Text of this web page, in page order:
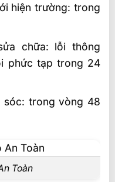
hiện trường: trong
chữa: lỗi thông
phức tạp trong 24
sóc: trong vòng 48
Toàn